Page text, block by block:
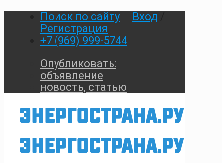
Поиск по сайту Вход
Регистрация
+7 (969) 999-5744
Опубликовать:
объявление
новость, статью